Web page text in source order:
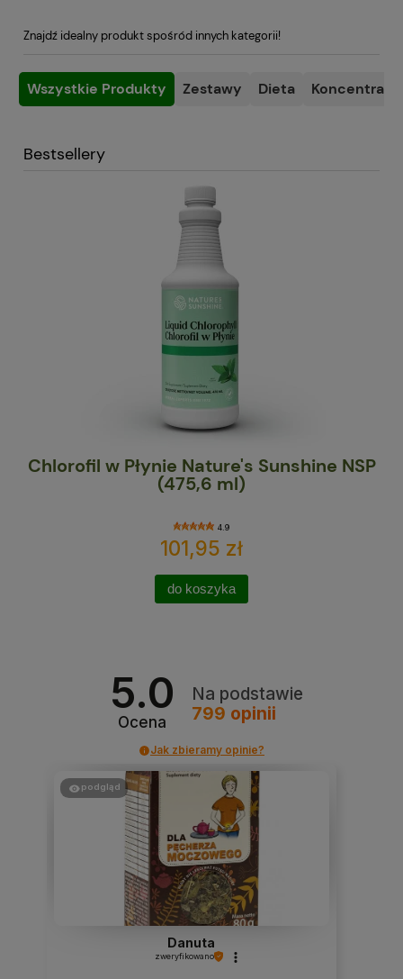
Znajdź idealny produkt spośród innych kategorii!
Wszystkie Produkty Zestawy Dieta
Bestsellery
Chlorofil w Płynie Nature's Sunshine NSP
(475,6 ml)
4.9
101,95 zł
do koszyka
5.0
Ocena
Na podstawie
799 opinii
Jak zbieramy opinie?
podgląd
Danuta
zweryfikowano